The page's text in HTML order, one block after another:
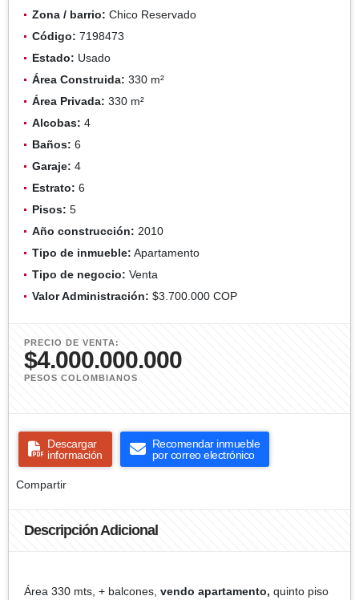
Zona / barrio: Chico Reservado
Código: 7198473
Estado: Usado
Área Construida: 330 m²
Área Privada: 330 m²
Alcobas: 4
Baños: 6
Garaje: 4
Estrato: 6
Pisos: 5
Año construcción: 2010
Tipo de inmueble: Apartamento
Tipo de negocio: Venta
Valor Administración: $3.700.000 COP
PRECIO DE VENTA:
$4.000.000.000
PESOS COLOMBIANOS
Descargar
información
Recomendar inmueble
por correo electrónico
Compartir
Descripción Adicional
Área 330 mts, + balcones, vendo apartamento, quinto piso